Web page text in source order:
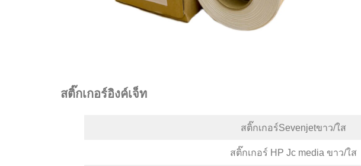
สติ๊กเกอร์อิงค์เจ็ท
สติ๊กเกอร์Sevenjetขาว/ใส
สติ๊กเกอร์ HP Jc media ขาว/ใส